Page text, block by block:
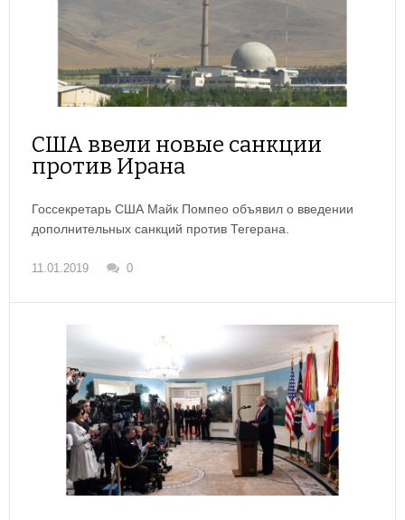
США ввели новые санкции
против Ирана
Госсекретарь США Майк Помпео объявил о введении
дополнительных санкций против Тегерана.
11.01.2019 0